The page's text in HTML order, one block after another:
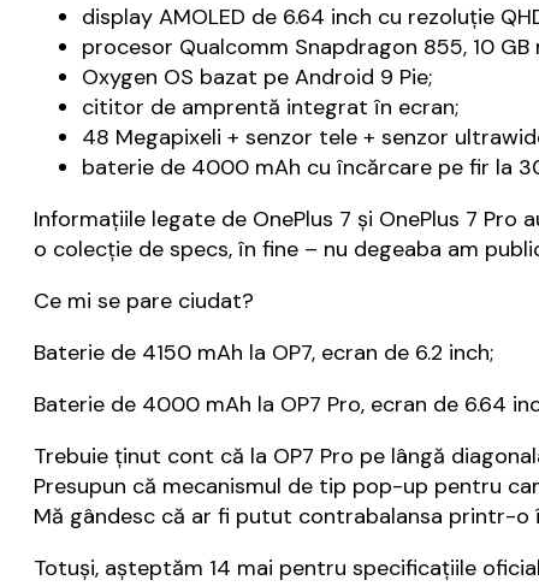
display AMOLED de 6.64 inch cu rezoluție
procesor Qualcomm Snapdragon 855, 10 GB
Oxygen OS bazat pe Android 9 Pie;
cititor de amprentă integrat în ecran;
48 Megapixeli + senzor tele + senzor
baterie de 4000 mAh cu încărcare pe fir la
Informațiile legate de OnePlus 7 și OnePlus 7
o colecție de specs, în fine – nu degeaba am
Ce mi se pare ciudat?
Baterie de 4150 mAh la OP7, ecran de 6.2 inch;
Baterie de 4000 mAh la OP7 Pro, ecran de 6.64
Trebuie ținut cont că la OP7 Pro pe lângă
Presupun că mecanismul de tip pop-up pentru
Mă gândesc că ar fi putut contrabalansa printr-o
Totuși, așteptăm 14 mai pentru specificațiile